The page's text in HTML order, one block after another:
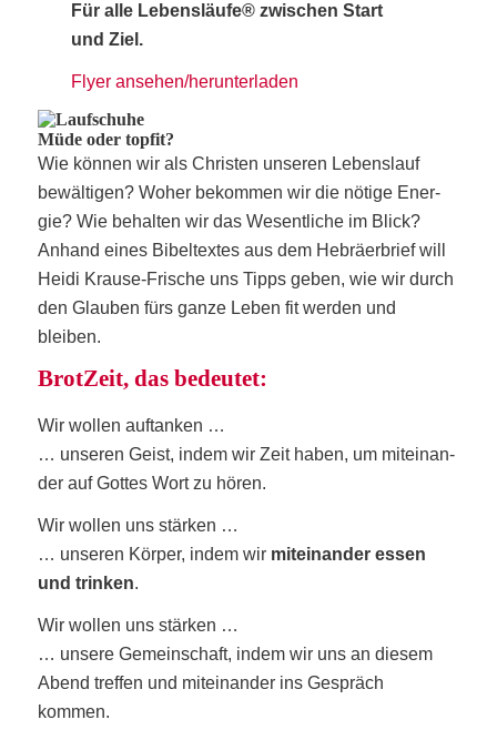
Für alle Lebens­läu­fe® zwi­schen Start
und Ziel.
Fly­er ansehen/herunterladen
Müde oder topfit?
Wie kön­nen wir als Chris­ten unse­ren Lebens­lauf
bewäl­ti­gen? Woher bekom­men wir die nöti­ge Ener­
gie? Wie behal­ten wir das Wesent­li­che im Blick?
Anhand eines Bibel­tex­tes aus dem Hebrä­er­brief will
Hei­di Krau­se-Fri­sche uns Tipps geben, wie wir durch
den Glau­ben fürs gan­ze Leben fit wer­den und
bleiben.
Brot­Zeit, das bedeutet:
Wir wol­len auftanken …
… unse­ren Geist, indem wir Zeit haben, um mit­ein­an­
der aufGot­tes Wortzu hören.
Wir wol­len uns stärken …
… unse­ren Kör­per, indem wir mit­ein­an­der ­essen
und trin­ken.
Wir wol­len uns stärken …
… unse­re Gemein­schaft, indem wir uns an ­die­sem
Abendtref­fen und mit­ein­an­der insGespräch
kommen.